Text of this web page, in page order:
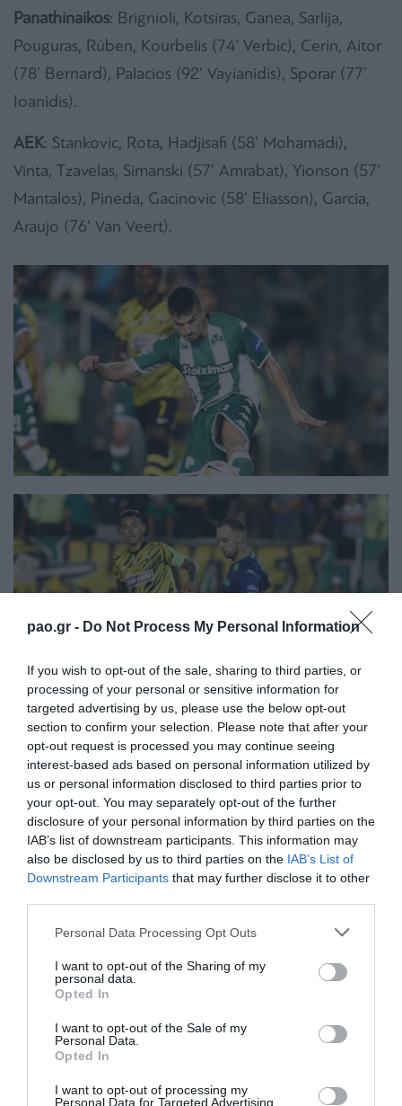
pao.gr - Do Not Process My Personal Information
If you wish to opt-out of the sale, sharing to third parties, or
processing of your personal or sensitive information for
targeted advertising by us, please use the below opt-out
section to confirm your selection. Please note that after your
opt-out request is processed you may continue seeing
interest-based ads based on personal information utilized by
us or personal information disclosed to third parties prior to
your opt-out. You may separately opt-out of the further
disclosure of your personal information by third parties on the
IAB’s list of downstream participants. This information may
also be disclosed by us to third parties on the IAB’s List of
Downstream Participants that may further disclose it to other
Please note that this website/app uses one or more Google
not limited to your visit or usage behaviour. You may click to
grant or deny consent to Google and its third-party tags to
use your data for below specified purposes in below Google
consent section.
Personal Data Processing Opt Outs
I want to opt-out of the Sharing of my
personal data.
Opted In
I want to opt-out of the Sale of my
Personal Data.
Opted In
I want to opt-out of processing my
Personal Data for Targeted Advertising.
Panathinaikos: Brignioli, Kotsiras, Ganea, Sarlija,
Pouguras, Rúben, Κourbelis (74’ Verbic), Cerin, Aitor
(78’ Bernard), Palacios (92’ Vayianidis), Sporar (77’
Ioanidis).
ΑΕΚ: Stankovic, Rota, Hadjisafi (58’ Μohamadi),
Vinta, Τzavelas, Simanski (57’ Αmrabat), Yionson (57’
Μantalos), Pineda, Gacinovic (58’ Εliasson), Garcia,
Αraujo (76’ Van Veert).